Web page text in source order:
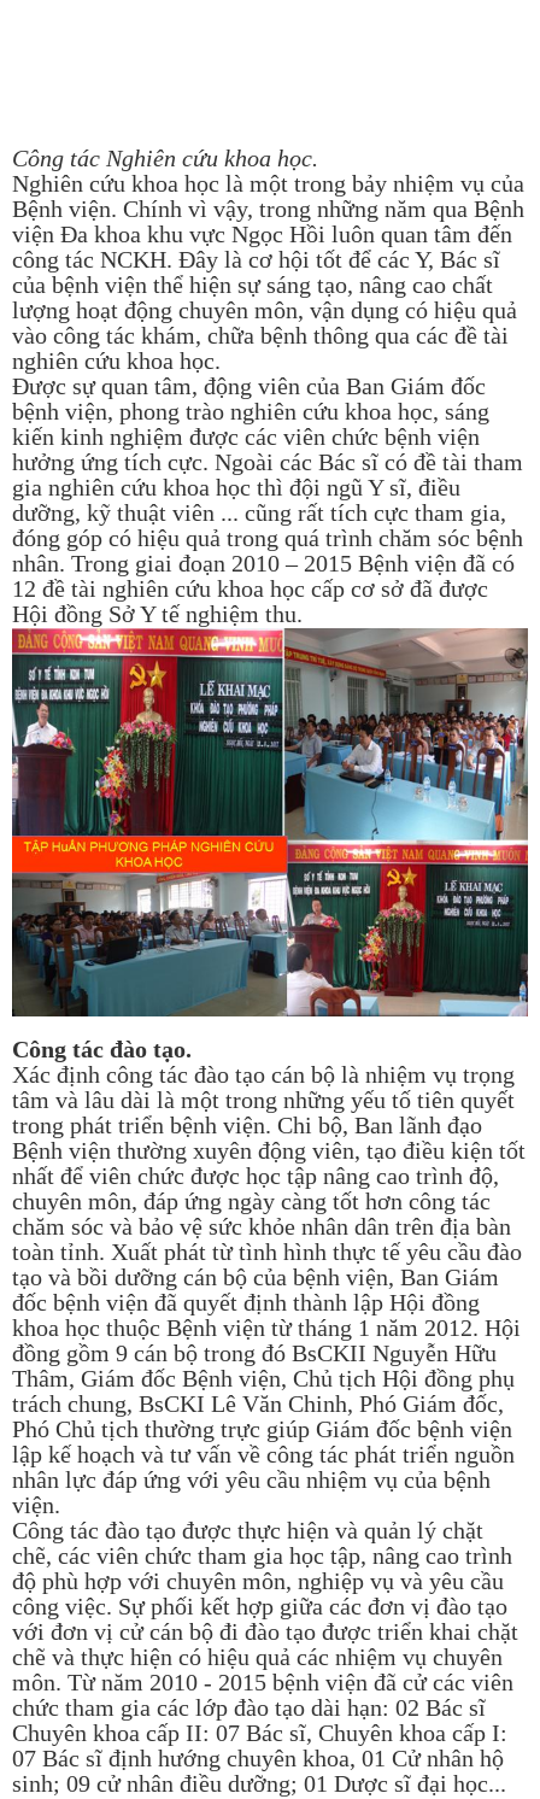
Công tác Nghiên cứu khoa học.
Nghiên cứu khoa học là một trong bảy nhiệm vụ của
Bệnh viện. Chính vì vậy, trong những năm qua Bệnh
viện Đa khoa khu vực Ngọc Hồi luôn quan tâm đến
công tác NCKH. Đây là cơ hội tốt để các Y, Bác sĩ
của bệnh viện thể hiện sự sáng tạo, nâng cao chất
lượng hoạt động chuyên môn, vận dụng có hiệu quả
vào công tác khám, chữa bệnh thông qua các đề tài
nghiên cứu khoa học.
Được sự quan tâm, động viên của Ban Giám đốc
bệnh viện, phong trào nghiên cứu khoa học, sáng
kiến kinh nghiệm được các viên chức bệnh viện
hưởng ứng tích cực. Ngoài các Bác sĩ có đề tài tham
gia nghiên cứu khoa học thì đội ngũ Y sĩ, điều
dưỡng, kỹ thuật viên ... cũng rất tích cực tham gia,
đóng góp có hiệu quả trong quá trình chăm sóc bệnh
nhân. Trong giai đoạn 2010 – 2015 Bệnh viện đã có
12 đề tài nghiên cứu khoa học cấp cơ sở đã được
Hội đồng Sở Y tế nghiệm thu.
Công tác đào tạo.
Xác định công tác đào tạo cán bộ là nhiệm vụ trọng
tâm và lâu dài là một trong những yếu tố tiên quyết
trong phát triển bệnh viện. Chi bộ, Ban lãnh đạo
Bệnh viện thường xuyên động viên, tạo điều kiện tốt
nhất để viên chức được học tập nâng cao trình độ,
chuyên môn, đáp ứng ngày càng tốt hơn công tác
chăm sóc và bảo vệ sức khỏe nhân dân trên địa bàn
toàn tỉnh. Xuất phát từ tình hình thực tế yêu cầu đào
tạo và bồi dưỡng cán bộ của bệnh viện, Ban Giám
đốc bệnh viện đã quyết định thành lập Hội đồng
khoa học thuộc Bệnh viện từ tháng 1 năm 2012. Hội
đồng gồm 9 cán bộ trong đó BsCKII Nguyễn Hữu
Thâm, Giám đốc Bệnh viện, Chủ tịch Hội đồng phụ
trách chung, BsCKI Lê Văn Chinh, Phó Giám đốc,
Phó Chủ tịch thường trực giúp Giám đốc bệnh viện
lập kế hoạch và tư vấn về công tác phát triển nguồn
nhân lực đáp ứng với yêu cầu nhiệm vụ của bệnh
viện.
Công tác đào tạo được thực hiện và quản lý chặt
chẽ, các viên chức tham gia học tập, nâng cao trình
độ phù hợp với chuyên môn, nghiệp vụ và yêu cầu
công việc. Sự phối kết hợp giữa các đơn vị đào tạo
với đơn vị cử cán bộ đi đào tạo được triển khai chặt
chẽ và thực hiện có hiệu quả các nhiệm vụ chuyên
môn. Từ năm 2010 - 2015 bệnh viện đã cử các viên
chức tham gia các lớp đào tạo dài hạn: 02 Bác sĩ
Chuyên khoa cấp II: 07 Bác sĩ, Chuyên khoa cấp I:
07 Bác sĩ định hướng chuyên khoa, 01 Cử nhân hộ
sinh; 09 cử nhân điều dưỡng; 01 Dược sĩ đại học...